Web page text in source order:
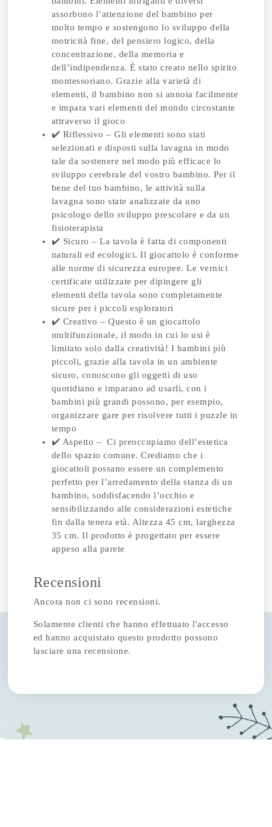
assorbono l’attenzione del bambino per
molto tempo e sostengono lo sviluppo della
motricità fine, del pensiero logico, della
concentrazione, della memoria e
dell’indipendenza. È stato creato nello spirito
montessoriano. Grazie alla varietà di
elementi, il bambino non si annoia facilmente
e impara vari elementi del mondo circostante
attraverso il gioco
✔️ Riflessivo – Gli elementi sono stati
selezionati e disposti sulla lavagna in modo
tale da sostenere nel modo più efficace lo
sviluppo cerebrale del vostro bambino. Per il
bene del tuo bambino, le attività sulla
lavagna sono state analizzate da uno
psicologo dello sviluppo prescolare e da un
fisioterapista
✔️ Sicuro – La tavola è fatta di componenti
naturali ed ecologici. Il giocattolo è conforme
alle norme di sicurezza europee. Le vernici
certificate utilizzate per dipingere gli
elementi della tavola sono completamente
sicure per i piccoli esploratori
✔️ Creativo – Questo è un giocattolo
multifunzionale, il modo in cui lo usi è
limitato solo dalla creatività! I bambini più
piccoli, grazie alla tavola in un ambiente
sicuro, conoscono gli oggetti di uso
quotidiano e imparano ad usarli, con i
bambini più grandi possono, per esempio,
organizzare gare per risolvere tutti i puzzle in
tempo
✔️ Aspetto – Ci preoccupiamo dell’estetica
dello spazio comune. Crediamo che i
giocattoli possano essere un complemento
perfetto per l’arredamento della stanza di un
bambino, soddisfacendo l’occhio e
sensibilizzando alle considerazioni estetiche
fin dalla tenera età. Altezza 45 cm, larghezza
35 cm. Il prodotto è progettato per essere
appeso alla parete
Recensioni
Ancora non ci sono recensioni.
Solamente clienti che hanno effettuato l'accesso
ed hanno acquistato questo prodotto possono
lasciare una recensione.